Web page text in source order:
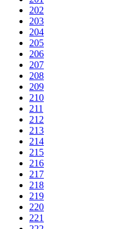
202
203
204
205
206
207
208
209
210
211
212
213
214
215
216
217
218
219
220
221